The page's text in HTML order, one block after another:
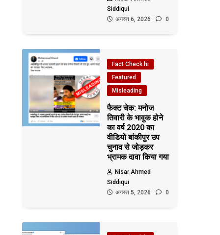
Siddiqui
अगस्त 6, 2026
0
Fact Check hi
Featured
Misleading
फैक्ट चेक: मनोज
तिवारी के भावुक होने
का वर्ष 2020 का
वीडियो बांकीपुर उप
चुनाव से जोड़कर
भ्रामक दावा किया गया
Nisar Ahmed
Siddiqui
अगस्त 5, 2026
0